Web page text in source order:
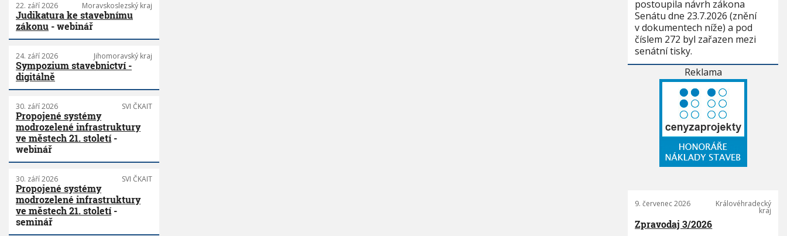
22. září 2026 Moravskoslezský kraj
Judikatura ke stavebnímu
zákonu - webinář
24. září 2026 Jihomoravský kraj
Sympozium stavebnictví -
digitálně
30. září 2026 SVI ČKAIT
Propojené systémy
modrozelené infrastruktury
ve městech 21. století-
webinář
30. září 2026 SVI ČKAIT
Propojené systémy
modrozelené infrastruktury
ve městech 21. století-
seminář
postoupila návrh zákona
Senátu dne 23.7.2026 (znění
v dokumentech níže) a pod
číslem 272 byl zařazen mezi
senátní tisky.
Reklama
9. červenec 2026 Královéhradecký
kraj
Zpravodaj 3/2026